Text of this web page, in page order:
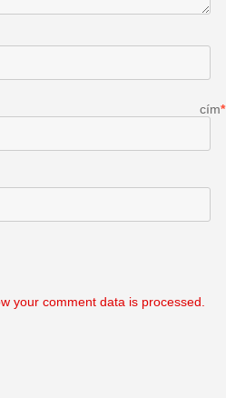
cím*
your comment data is processed.